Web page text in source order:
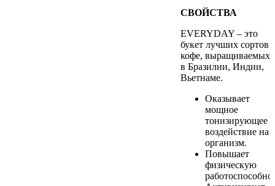
СВОЙСТВА
EVERYDAY – это
букет лучших сортов
кофе, выращиваемых
в Бразилии, Индии,
Вьетнаме.
Оказывает
мощное
тонизирующее
воздействие на
организм.
Повышает
физическую